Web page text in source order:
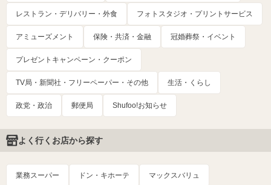
レストラン・デリバリー・外食 フォトスタジオ・プリントサービス
アミューズメント 保険・共済・金融 冠婚葬祭・イベント
プレゼントキャンペーン・クーポン
TV局・新聞社・フリーペーパー・その他 生活・くらし
政党・政治 郵便局 Shufoo!お知らせ
よく行くお店から探す
業務スーパー ドン・キホーテ マックスバリュ